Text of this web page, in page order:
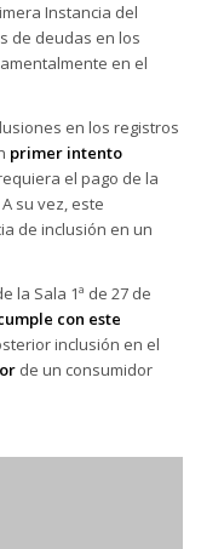
Instancia del
de deudas en los
en el
en los registros
primer intento
el pago de la
su vez, este
de inclusión en un
la Sala 1ª de 27 de
con este
inclusión en el
de un consumidor